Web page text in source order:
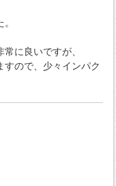
に良いですが、
すので、少々インパク